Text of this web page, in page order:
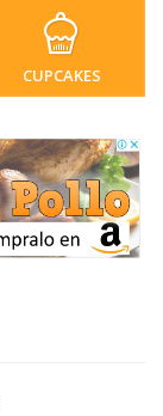
CUPCAKES